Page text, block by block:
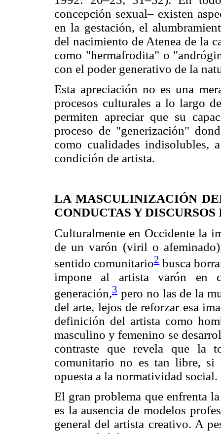
concepción sexual– existen
en la gestación, el
del nacimiento de Atenea de la
como "hermafrodita" o
con el poder generativo de la
Esta apreciación no es una
procesos culturales a lo largo
permiten apreciar que su
proceso de "generización"
como cualidades indisolubles,
condición de artista.
LA MASCULINIZACIÓN
CONDUCTAS Y
Culturalmente en Occidente la
de un varón (viril o
sentido comunitario2busca
impone al artista varón en
generación,3 pero no las de la
del arte, lejos de reforzar esa
definición del artista como
masculino y femenino se
contraste que revela que la
comunitario no es tan libre, si
opuesta a la normatividad social.
El gran problema que enfrenta
es la ausencia de modelos
general del artista creativo. A